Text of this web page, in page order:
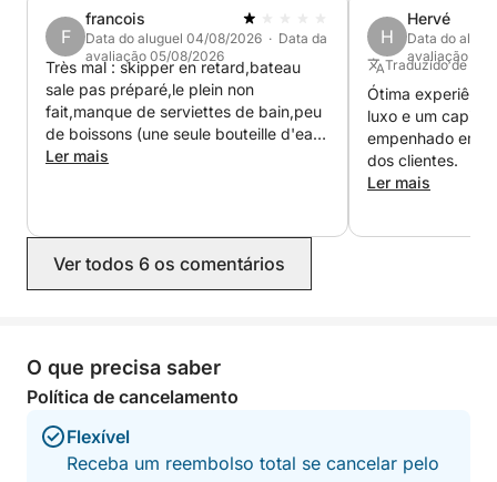
vídeos cinematográficos para você guardar e
compartilhar com amigos e familiares.
Perfeito para:
• Pedidos de casamento 💍
• Aniversários 🎉
• Conteúdo para redes sociais 📸
F
francois
Data do aluguel 04/08/2026 · Data da
avaliação 05/08/2026
Très mal : skipper en retard,bateau
sale pas préparé,le plein non
fait,manque de serviettes de bain,peu
de boissons (une seule bouteille d'eau
pour six),équipement de snorkeling
navigation,pare battages trainant dans
l'eau...)pas de snacks,Bateau en
mauvais état(avarie de
lieu de 18H). Location à la limite de
l'escroquerie.
Ler mais
H
Hervé
Data do
avaliação 01/
Traduzido de
Ótima
luxo e um
empenhado em
dos clientes.
Ler mais
Ver todos 6 os comentários
O que precisa saber
Política de cancelamento
Flexível
Receba um reembolso total se cancelar pelo